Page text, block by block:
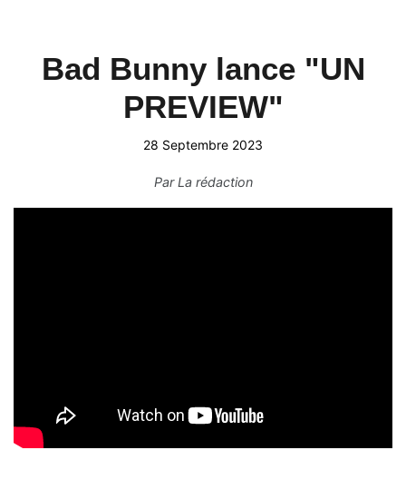
Bad Bunny lance "UN
PREVIEW"
28 Septembre 2023
ParLa rédaction